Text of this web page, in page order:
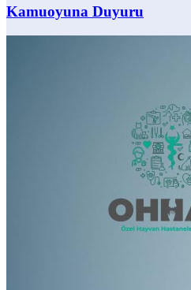
Kamuoyuna Duyuru